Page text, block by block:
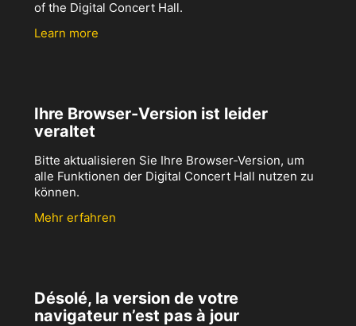
of the Digital Concert Hall.
Learn more
Ihre Browser-Version ist leider
veraltet
Bitte aktualisieren Sie Ihre Browser-Version, um
alle Funktionen der Digital Concert Hall nutzen zu
können.
Mehr erfahren
Désolé, la version de votre
navigateur n’est pas à jour